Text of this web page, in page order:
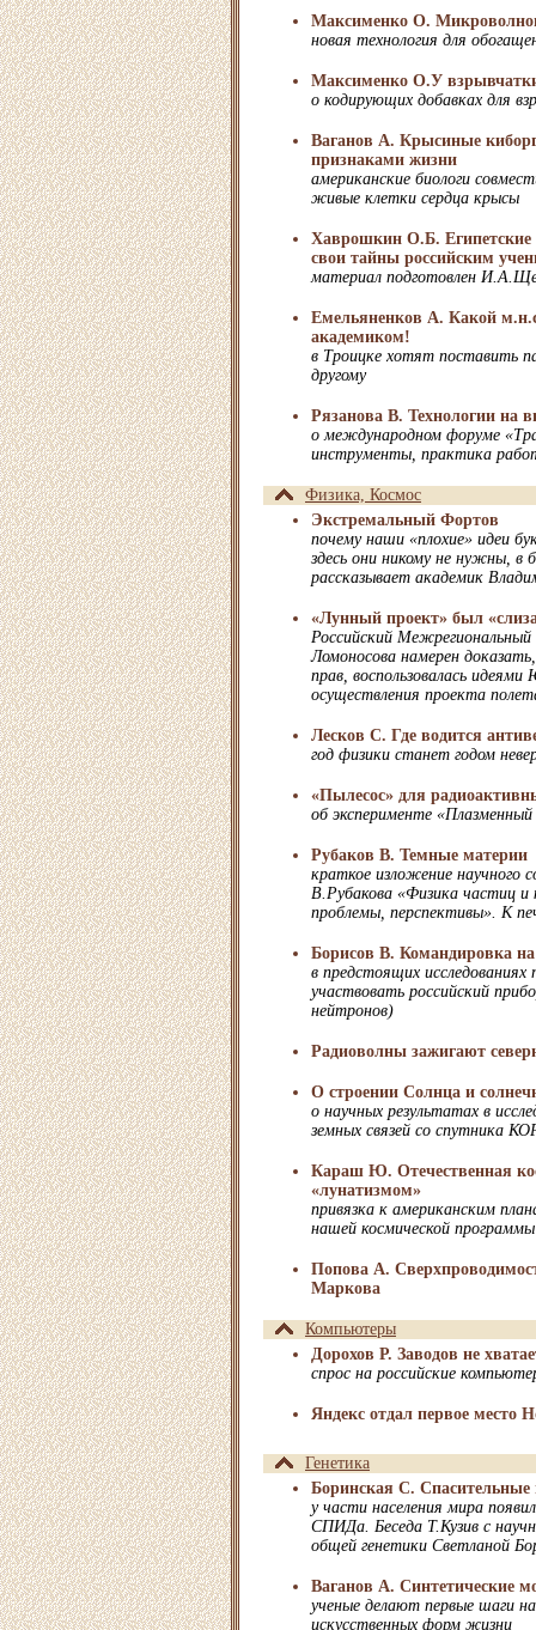
Максименко О.
новая технология для
Максименко О.У
о кодирующих добавках для
Ваганов А. Крысиные
признаками жизни
американские биологи
живые клетки сердца крысы
Хаврошкин О.Б.
свои тайны российским
материал подготовлен
Емельяненков А. Какой
академиком!
в Троицке хотят поставить
другому
Рязанова В. Технологии на
о международном форуме
инструменты, практика
Физика, Космос
Экстремальный Фортов
почему наши «плохие» идеи
здесь они никому не нужны, в
рассказывает академик
«Лунный проект» был
Российский
Ломоносова намерен
прав, воспользовалась
осуществления проекта
Лесков С. Где водится
год физики станет годом
«Пылесос» для
об эксперименте
Рубаков В. Темные материи
краткое изложение научного
В.Рубакова «Физика частиц
проблемы, перспективы». К
Борисов В. Командировка
в предстоящих
участвовать российский
нейтронов)
Радиоволны зажигают
О строении Солнца и
о научных результатах в
земных связей со спутника
Караш Ю. Отечественная
«лунатизмом»
привязка к американским
нашей космической
Попова А.
Маркова
Компьютеры
Дорохов Р. Заводов не
спрос на российские
Яндекс отдал первое место
Генетика
Боринская С. Спасительные
у части населения мира
СПИДа. Беседа Т.Кузив с
общей генетики Светланой
Ваганов А. Синтетические
ученые делают первые шаги
искусственных форм жизни